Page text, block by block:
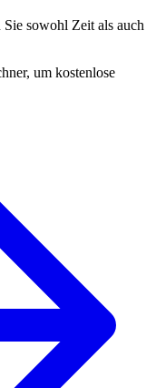
sowohl Zeit als auch
um kostenlose